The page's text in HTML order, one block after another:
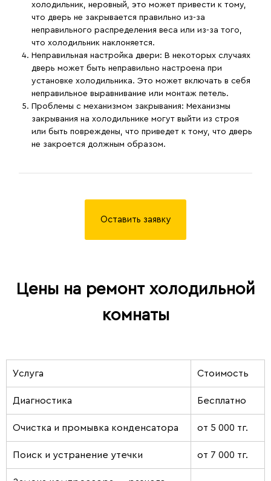
холодильник, неровный, это может привести к тому,
что дверь не закрывается правильно из-за
неправильного распределения веса или из-за того,
что холодильник наклоняется.
Неправильная настройка двери: В некоторых случаях
дверь может быть неправильно настроена при
установке холодильника. Это может включать в себя
неправильное выравнивание или монтаж петель.
Проблемы с механизмом закрывания: Механизмы
закрывания на холодильнике могут выйти из строя
или быть повреждены, что приведет к тому, что дверь
не закроется должным образом.
Оставить заявку
Цены на ремонт холодильной
комнаты
Услуга Стоимость
Диагностика Бесплатно
Очистка и промывка конденсатора от 5 000 тг.
Поиск и устранение утечки от 7 000 тг.